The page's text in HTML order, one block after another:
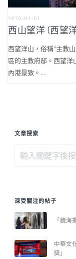
1970-01-01
西山望洋 (西望
西望洋山，俗稱"主教
區的主教府邸。西望洋
內港景致。...
文章搜索
深受關注的帖子
「鏡
中華文
獎」